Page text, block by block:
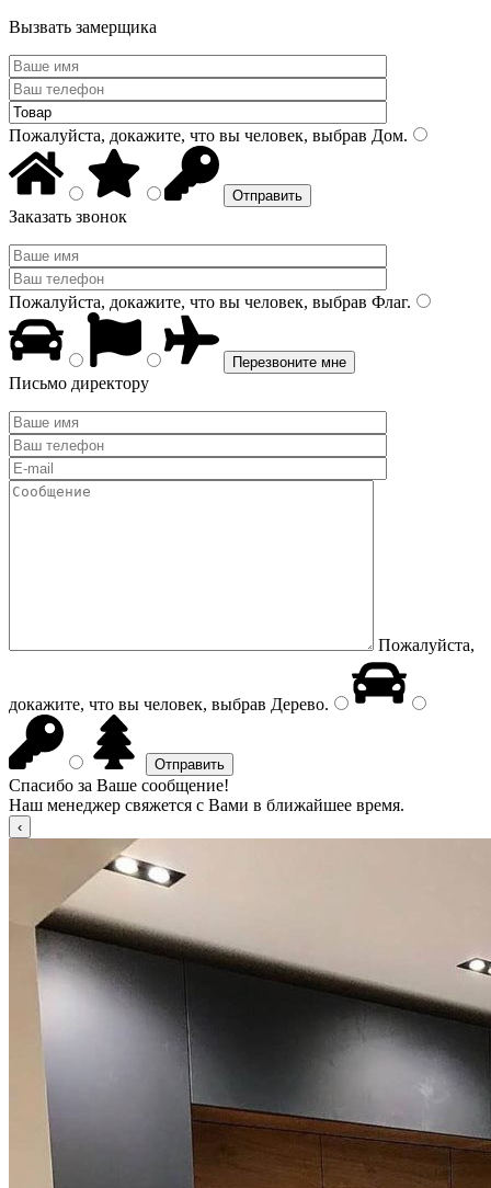
Вызвать замерщика
Пожалуйста, докажите, что вы человек, выбрав Дом.
Заказать звонок
Пожалуйста, докажите, что вы человек, выбрав Флаг.
Письмо директору
Пожалуйста,
докажите, что вы человек, выбрав Дерево.
Спасибо за Ваше сообщение!
Наш менеджер свяжется с Вами в ближайшее время.